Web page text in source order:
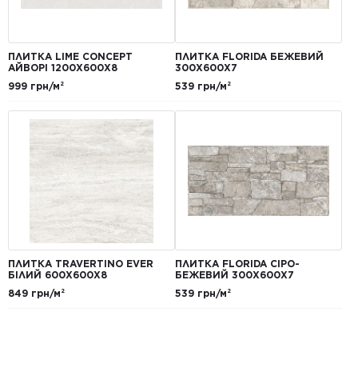
ПЛИТКА LIME CONCEPT
АЙВОРІ 1200Х600Х8
999 грн/м²
ПЛИТКА FLORIDA БЕЖЕВИЙ
300Х600Х7
539 грн/м²
ПЛИТКА TRAVERTINO EVER
БІЛИЙ 600Х600Х8
849 грн/м²
ПЛИТКА FLORIDA СІРО-
БЕЖЕВИЙ 300Х600Х7
539 грн/м²